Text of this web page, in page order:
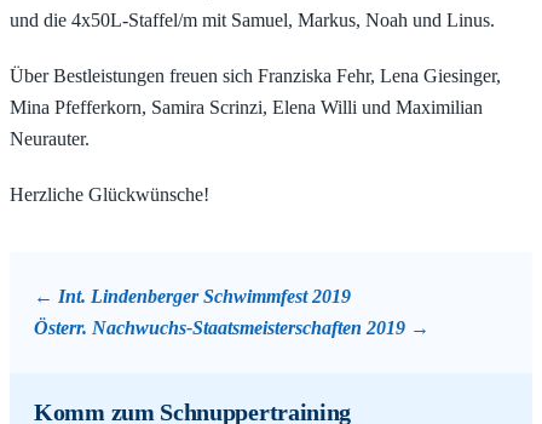
und die 4x50L-Staffel/m mit Samuel, Markus, Noah und Linus.
Über Bestleistungen freuen sich Franziska Fehr, Lena Giesinger,
Mina Pfefferkorn, Samira Scrinzi, Elena Willi und Maximilian
Neurauter.
Herzliche Glückwünsche!
Int. Lindenberger Schwimmfest 2019
Österr. Nachwuchs-Staatsmeisterschaften 2019
Komm zum Schnuppertraining